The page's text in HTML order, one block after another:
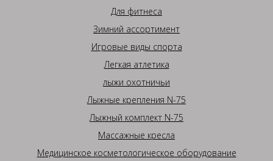
Для фитнеса
Зимний ассортимент
Игровые виды спорта
Легкая атлетика
лыжи охотничьи
Лыжные крепления N-75
Лыжный комплект N-75
Массажные кресла
Медицинское косметологическое оборудование